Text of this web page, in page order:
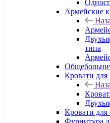
Армейские
типа
Кровати для
Кровати
Фурнитура